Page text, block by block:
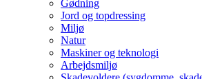
Gødning
Jord og topdressing
Miljø
Natur
Maskiner og teknologi
Arbejdsmiljø